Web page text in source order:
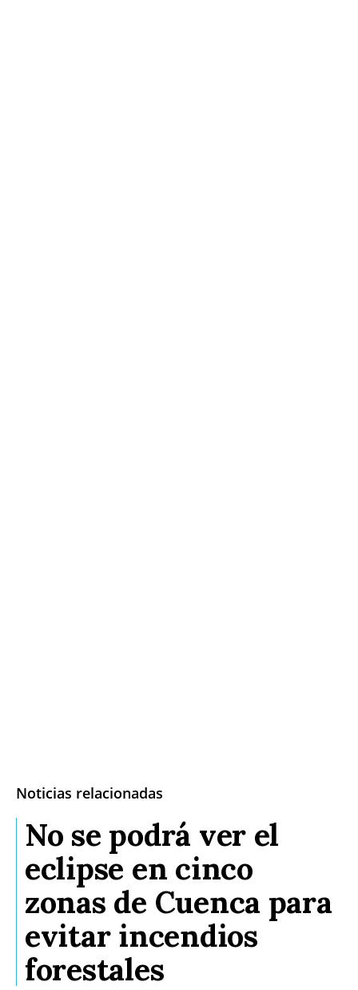
Noticias relacionadas
No se podrá ver el
eclipse en cinco
zonas de Cuenca para
evitar incendios
forestales